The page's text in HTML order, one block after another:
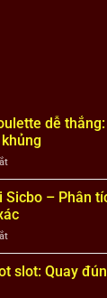
dễ
ở
Chơi
Lightning
Roulette
dễ
thắng:
Bí
quyết
Sicbo – Phân
ở
Kinh
nghiệm
slot: Quay